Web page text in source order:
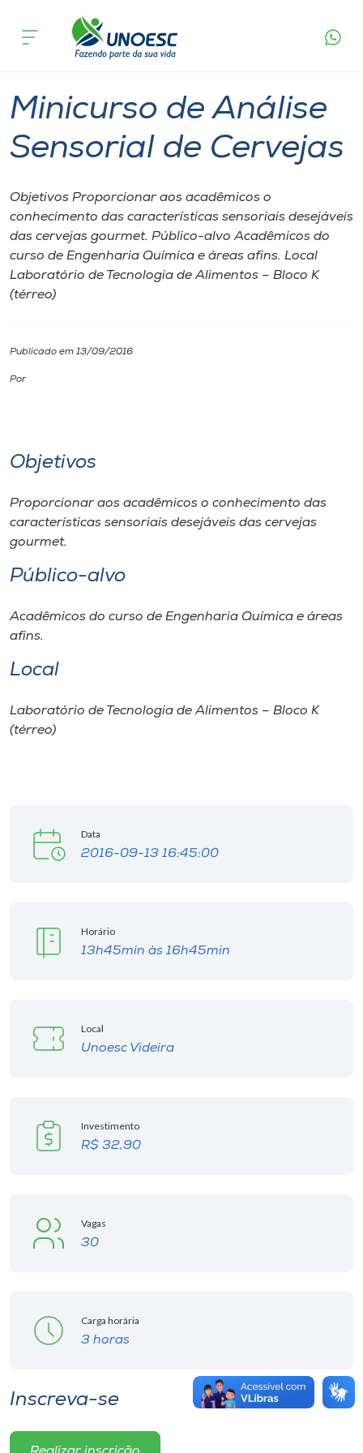
Cursos
Pesquisa
Portal de Ensino
A
Unoesc
Internacionalização
Cultura
CPA
Editora
Museu
acontece
Minicurso de Análise
Sensorial de Cervejas
Objetivos Proporcionar aos acadêmicos o
conhecimento das características sensoriais desejáveis
das cervejas gourmet. Público-alvo Acadêmicos do
curso de Engenharia Química e áreas afins. Local
Laboratório de Tecnologia de Alimentos – Bloco K
(térreo)
Publicado em 13/09/2016
Por
Objetivos
Proporcionar aos acadêmicos o conhecimento das
características sensoriais desejáveis das cervejas
gourmet.
Público-alvo
Acadêmicos do curso de Engenharia Química e áreas
afins.
Local
Laboratório de Tecnologia de Alimentos – Bloco K
(térreo)
Data
2016-09-13 16:45:00
Horário
13h45min às 16h45min
Local
Unoesc Videira
Investimento
R$ 32,90
Vagas
30
Carga horária
3 horas
Inscreva-se